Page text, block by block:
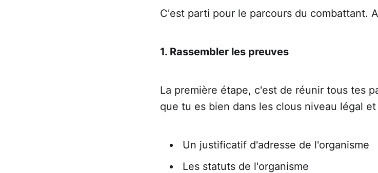
C'est parti pour le parcours du combattant.
1. Rassembler les preuves
La première étape, c'est de réunir tous tes
que tu es bien dans les clous niveau légal
Un justificatif d'adresse de l'organisme
Les statuts de l'organisme